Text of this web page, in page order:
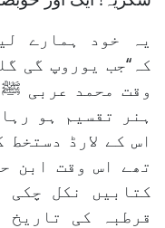
یہ خود ہمارے
کہ‘‘جب یوروپ گی
وقت محمد عربی
ہنر تقسیم ہو
اس کے لارڈ
تھے اس وقت ابن
کتابیں نکل چکی
قرطبہ کی